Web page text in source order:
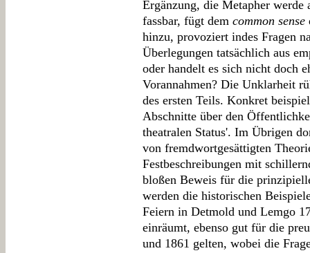
Ergänzung, die Metapher
fassbar, fügt dem common sense
hinzu, provoziert indes Fragen
Überlegungen tatsächlich aus
oder handelt es sich nicht doch
Vorannahmen? Die Unklarheit
des ersten Teils. Konkret
Abschnitte über den
theatralen Status'. Im Übrigen
von fremdwortgesättigten
Festbeschreibungen mit
bloßen Beweis für die
werden die historischen
Feiern in Detmold und Lemgo
einräumt, ebenso gut für die
und 1861 gelten, wobei die